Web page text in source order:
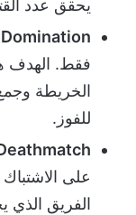
يحقق عدد
Domination:
فقط. الهدف
الخريطة
للفوز.
على
الفريق الذي